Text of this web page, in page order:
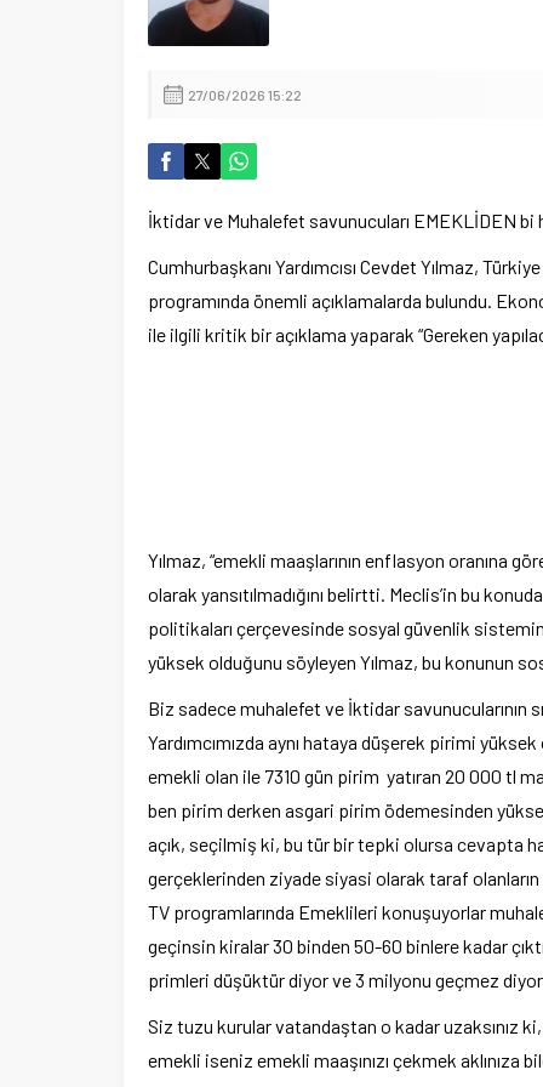
27/06/2026 15:22
İktidar ve Muhalefet savunucuları EMEKLİDEN bi
Cumhurbaşkanı Yardımcısı Cevdet Yılmaz,
programında önemli açıklamalarda bulundu.
ile ilgili kritik bir açıklama yaparak “Gereken
Yılmaz, “emekli maaşlarının enflasyon oranına
olarak yansıtılmadığını belirtti. Meclis’in bu
politikaları çerçevesinde sosyal güvenlik
yüksek olduğunu söyleyen Yılmaz, bu konunun
Biz sadece muhalefet ve İktidar savunucularının
Yardımcımızda aynı hataya düşerek pirimi
emekli olan ile 7310 gün pirim yatıran 20 000 tl
ben pirim derken asgari pirim ödemesinden
açık, seçilmiş ki, bu tür bir tepki olursa cevapta
gerçeklerinden ziyade siyasi olarak taraf
TV programlarında Emeklileri konuşuyorlar
geçinsin kiralar 30 binden 50-60 binlere kadar
primleri düşüktür diyor ve 3 milyonu geçmez diyor
Siz tuzu kurular vatandaştan o kadar uzaksınız
emekli iseniz emekli maaşınızı çekmek aklınıza